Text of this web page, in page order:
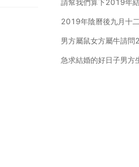
2019年陰曆後九月十
急求結婚的好日子男